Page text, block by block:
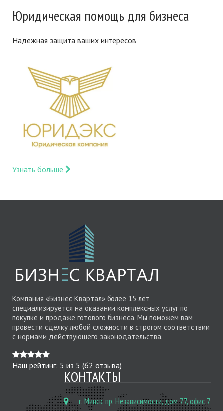
Юридическая помощь для бизнеса
Надежная защита ваших интересов
Узнать больше
Компания «Бизнес Квартал» более 15 лет
специализируется на оказании комплексных услуг по
покупке и продаже готового бизнеса. Мы поможем вам
провести сделку любой сложности в строгом соответствии
с нормами действующего законодательства.
Наш рейтинг: 5 из 5 (62 отзыва)
КОНТАКТЫ
г. Минск, пр. Независимости, дом 77, офис 7